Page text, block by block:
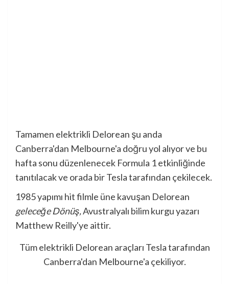
Tamamen elektrikli Delorean şu anda
Canberra'dan Melbourne'a doğru yol alıyor ve bu
hafta sonu düzenlenecek Formula 1 etkinliğinde
tanıtılacak ve orada bir Tesla tarafından çekilecek.
1985 yapımı hit filmle üne kavuşan Delorean
geleceğe Dönüş,Avustralyalı bilim kurgu yazarı
Matthew Reilly'ye aittir.
Tüm elektrikli Delorean araçları Tesla tarafından
Canberra'dan Melbourne'a çekiliyor.